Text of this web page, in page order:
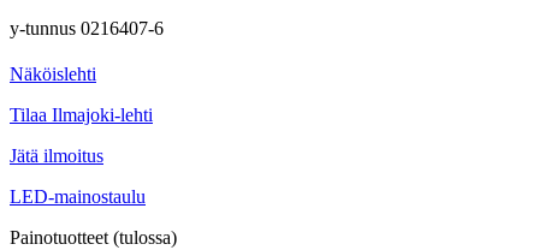
y-tunnus 0216407-6
Näköislehti
Tilaa Ilmajoki-lehti
Jätä ilmoitus
LED-mainostaulu
Painotuotteet (tulossa)